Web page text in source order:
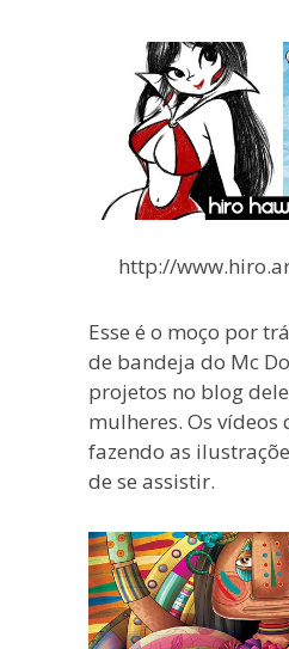
http://
Esse é o moço por
de bandeja do Mc
projetos no blog
mulheres. Os
fazendo as
de se assistir.